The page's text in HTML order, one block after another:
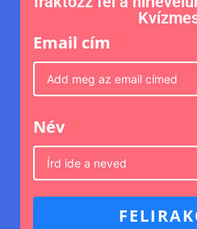
Email cím
Név